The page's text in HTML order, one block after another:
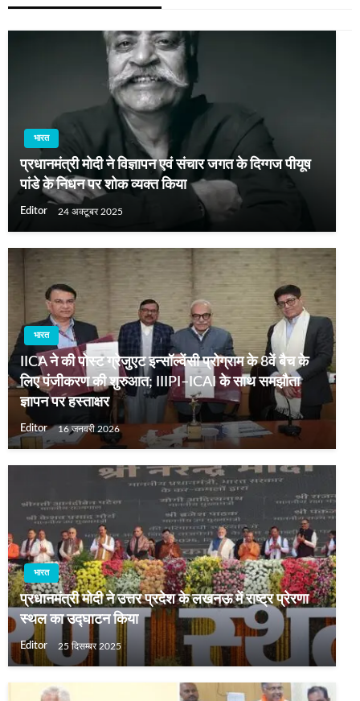
भारत
प्रधानमंत्री मोदी ने विज्ञापन एवं संचार जगत के दिग्गज पीयूष
पांडे के निधन पर शोक व्यक्त किया
Editor 24 अक्टूबर 2025
भारत
IICA ने की पोस्ट ग्रेजुएट इन्सॉल्वेंसी प्रोग्राम के 8वें बैच के
लिए पंजीकरण की शुरुआत; IIIPI–ICAI के साथ समझौता
ज्ञापन पर हस्ताक्षर
Editor 16 जनवरी 2026
भारत
प्रधानमंत्री मोदी ने उत्तर प्रदेश के लखनऊ में राष्ट्र प्रेरणा
स्थल का उद्घाटन किया
Editor 25 दिसम्बर 2025